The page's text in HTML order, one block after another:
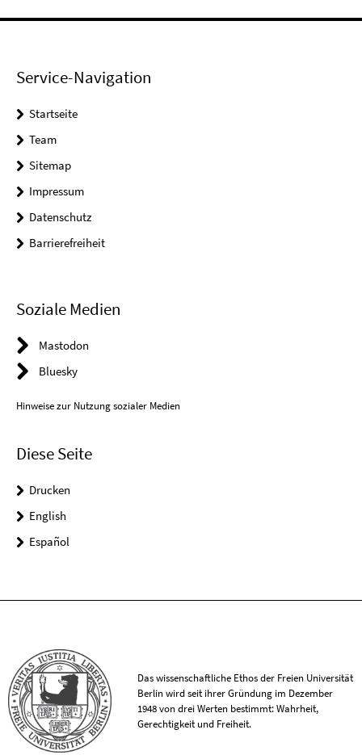
Service-Navigation
Startseite
Team
Sitemap
Impressum
Datenschutz
Barrierefreiheit
Soziale Medien
Mastodon
Bluesky
Hinweise zur Nutzung sozialer Medien
Diese Seite
Drucken
English
Español
Das wissenschaftliche Ethos der Freien Universität
Berlin wird seit ihrer Gründung im Dezember
1948 von drei Werten bestimmt: Wahrheit,
Gerechtigkeit und Freiheit.